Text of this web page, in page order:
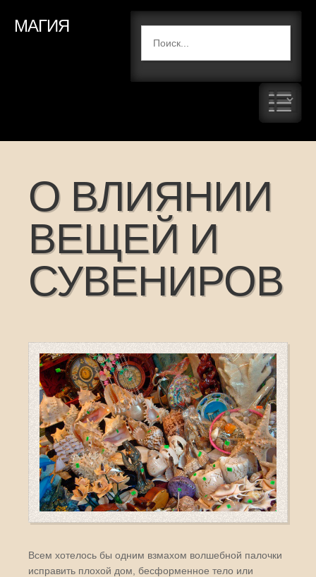
МАГИЯ
О ВЛИЯНИИ
ВЕЩЕЙ И
СУВЕНИРОВ
Всем хотелось бы одним взмахом волшебной палочки
исправить плохой дом, бесформенное тело или